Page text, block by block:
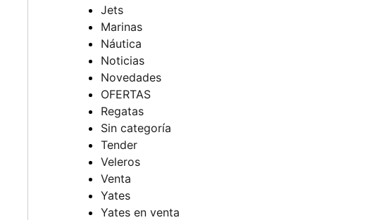
Jets
Marinas
Náutica
Noticias
Novedades
OFERTAS
Regatas
Sin categoría
Tender
Veleros
Venta
Yates
Yates en venta